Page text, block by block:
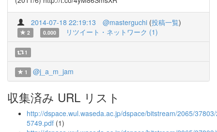
2014-07-18 22:19:13 @masterguchi (投稿一覧)
2 0.000 リツイート・ネットワーク (1)
1
1 @j_a_m_jam
収集済み URL リスト
http://dspace.wul.waseda.ac.jp/dspace/bitstream/2065/
5749.pdf (1)